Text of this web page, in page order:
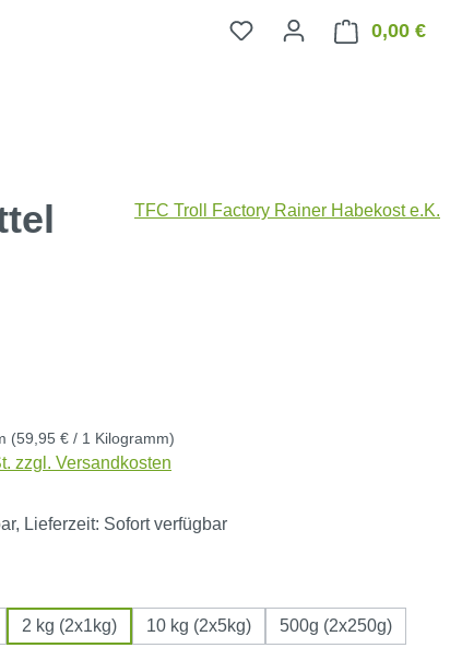
0,00 €
TFC Troll Factory Rainer Habekost e.K.
(59,95 € / 1 Kilogramm)
zzgl. Versandkosten
Lieferzeit: Sofort verfügbar
2 kg (2x1kg) 10 kg (2x5kg) 500g (2x250g)